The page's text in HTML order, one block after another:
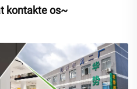
kontakte os~